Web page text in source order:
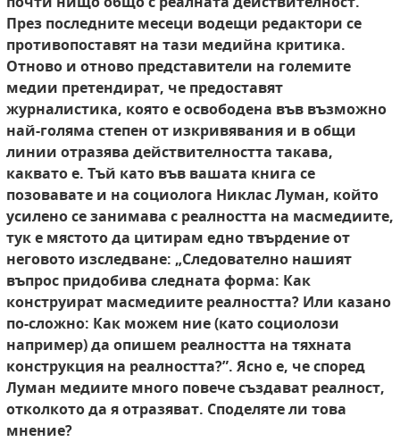
През последните месеци водещи редактори се
противопоставят на тази медийна критика.
Отново и отново представители на големите
медии претендират, че предоставят
журналистика, която е освободена във възможно
най-голяма степен от изкривявания и в общи
линии отразява действителността такава,
каквато е. Тъй като във вашата книга се
позовавате и на социолога Никлас Луман, който
усилено се занимава с реалността на масмедиите,
тук е мястото да цитирам едно твърдение от
неговото изследване: „Следователно нашият
въпрос придобива следната форма: Как
конструират масмедиите реалността? Или казано
по-сложно: Как можем ние (като социолози
например) да опишем реалността на тяхната
конструкция на реалността?”. Ясно е, че според
Луман медиите много повече създават реалност,
отколкото да я отразяват. Споделяте ли това
мнение?